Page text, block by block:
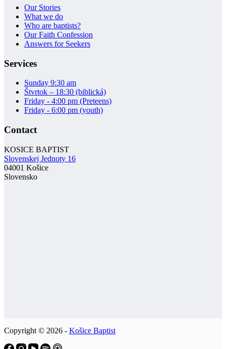
Our Stories
What we do
Who are baptists?
Our Faith Confession
Answers for Seekers
Services
Sunday 9:30 am
Štvrtok – 18:30 (biblická)
Friday - 4:00 pm (Preteens)
Friday - 6:00 pm (youth)
Contact
KOSICE BAPTIST
Slovenskej Jednoty 16
04001 Košice
Slovensko
Copyright © 2026 - Košice Baptist